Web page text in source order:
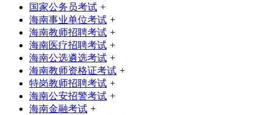
国家公务员考试 +
海南事业单位考试 +
海南教师招聘考试 +
海南医疗招聘考试 +
海南公选遴选考试 +
海南教师资格证考试 +
特岗教师招聘考试 +
海南公安招警考试 +
海南金融考试 +